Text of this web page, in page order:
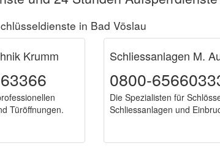
in Bad Vöslau
Krumm
Türöffnungen.
Schliessanlagen M.
0800-
Die Spezialisten für
Schliessanlagen und